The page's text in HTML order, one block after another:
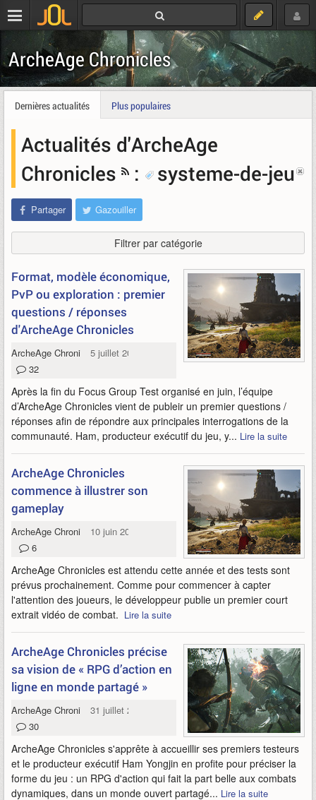
ArcheAge Chronicles
Dernières actualités Plus populaires
Actualités d'ArcheAge
Chronicles
: systeme-de-jeu
Partager Gazouiller
Filtrer par catégorie
Format, modèle économique,
PvP ou exploration : premier
questions / réponses
d'ArcheAge Chronicles
ArcheAge Chronicles5 juillet 2026
32
Après la fin du Focus Group Test organisé en juin, l’équipe
d’ArcheAge Chronicles vient de publeir un premier questions /
réponses afin de répondre aux principales interrogations de la
communauté. Ham, producteur exécutif du jeu, y... Lire la suite
ArcheAge Chronicles
commence à illustrer son
gameplay
ArcheAge Chronicles10 juin 2026
6
ArcheAge Chronicles est attendu cette année et des tests sont
prévus prochainement. Comme pour commencer à capter
l'attention des joueurs, le développeur publie un premier court
extrait vidéo de combat. Lire la suite
ArcheAge Chronicles précise
sa vision de « RPG d’action en
ligne en monde partagé »
ArcheAge Chronicles31 juillet 2025
30
ArcheAge Chronicles s'apprête à accueillir ses premiers testeurs
et le producteur exécutif Ham Yongjin en profite pour préciser la
forme du jeu : un RPG d'action qui fait la part belle aux combats
dynamiques, dans un monde ouvert partagé... Lire la suite